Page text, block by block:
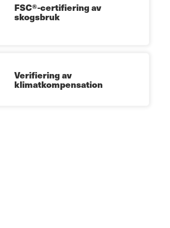
FSC®-certifiering av
skogsbruk
Verifiering av
klimatkompensation